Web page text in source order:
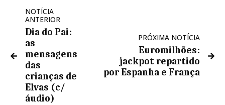
NOTÍCIA
ANTERIOR
Dia do Pai:
as
mensagens
das
crianças de
Elvas (c/
áudio)
PRÓXIMA NOTÍCIA
Euromilhões:
jackpot repartido
por Espanha e França